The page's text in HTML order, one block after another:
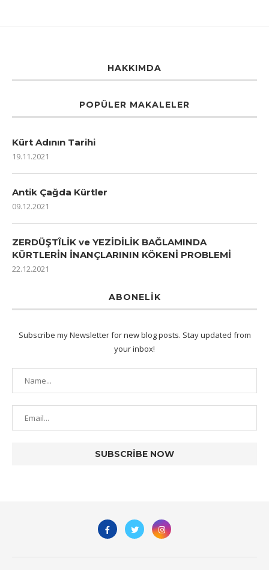
HAKKIMDA
POPÜLER MAKALELER
Kürt Adının Tarihi
19.11.2021
Antik Çağda Kürtler
09.12.2021
ZERDÜŞTÎLİK ve YEZİDİLİK BAĞLAMINDA
KÜRTLERİN İNANÇLARININ KÖKENİ PROBLEMİ
22.12.2021
ABONELIK
Subscribe my Newsletter for new blog posts. Stay updated from
your inbox!